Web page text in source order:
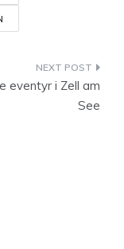
eventyr i Zell am
See